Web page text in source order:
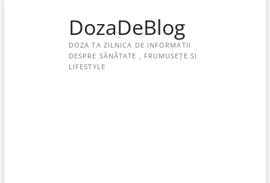
DozaDeBlog
DOZA TA ZILNICA DE INFORMATII
DESPRE SĂNĂTATE , FRUMUSEȚE SI
LIFESTYLE